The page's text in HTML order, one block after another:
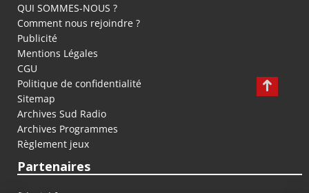
QUI SOMMES-NOUS ?
Comment nous rejoindre ?
Publicité
Mentions Légales
CGU
Politique de confidentialité
Sitemap
Archives Sud Radio
Archives Programmes
Règlement jeux
Partenaires